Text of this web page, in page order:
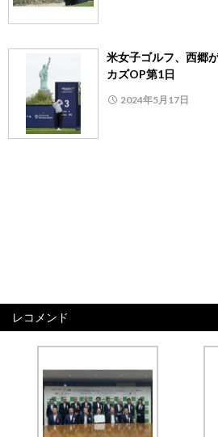
米女子ゴルフ、西郷
カズOP第1日
2024年5月17日
レコメンド